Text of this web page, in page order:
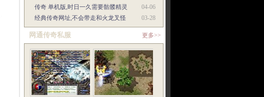
04-06
传奇 单机版,时日一久需要骷髅精灵
03-28
经典传奇网址,不会带走和火龙叉怪
网通传奇私服 更多>>